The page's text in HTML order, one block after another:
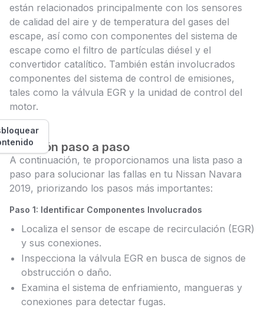
están relacionados principalmente con los sensores
de calidad del aire y de temperatura del gases del
escape, así como con componentes del sistema de
escape como el filtro de partículas diésel y el
convertidor catalítico. También están involucrados
componentes del sistema de control de emisiones,
tales como la válvula EGR y la unidad de control del
motor.
Solución paso a paso
A continuación, te proporcionamos una lista paso a
paso para solucionar las fallas en tu Nissan Navara
2019, priorizando los pasos más importantes:
Paso 1: Identificar Componentes Involucrados
Localiza el sensor de escape de recirculación (EGR)
y sus conexiones.
Inspecciona la válvula EGR en busca de signos de
obstrucción o daño.
Examina el sistema de enfriamiento, mangueras y
conexiones para detectar fugas.